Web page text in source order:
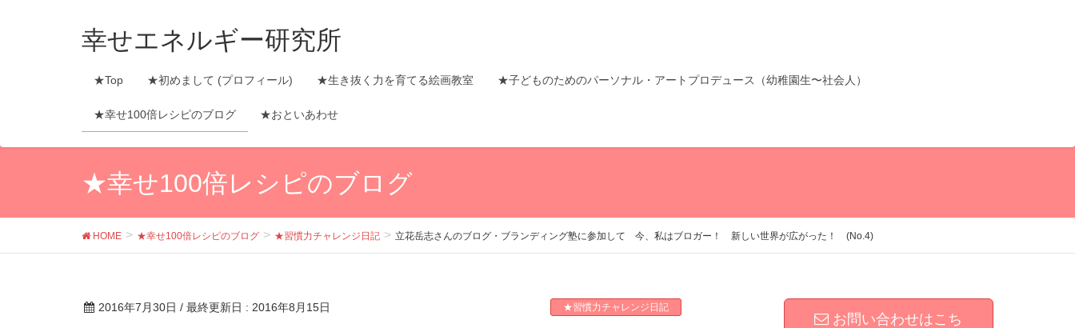
幸せエネルギー研究所
★Top ★初めまして (プロフィール) ★生き抜く力を育てる絵画教室 ★子どものためのパーソナル・アートプロデュース（幼稚園生〜社会人）
★幸せ100倍レシピのブログ ★おといあわせ
★幸せ100倍レシピのブログ
HOME ★幸せ100倍レシピのブログ ★習慣力チャレンジ日記 立花岳志さんのブログ・ブランディング塾に参加して 今、私はブロガー！ 新しい世界が広がった！ (No.4)
2016年7月30日 / 最終更新日 : 2016年8月15日 ★習慣力チャレンジ日記
お問い合わせはこち